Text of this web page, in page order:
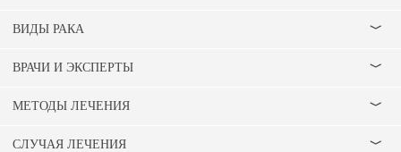
ВИДЫ РАКА
ВРАЧИ И ЭКСПЕРТЫ
МЕТОДЫ ЛЕЧЕНИЯ
СЛУЧАЯ ЛЕЧЕНИЯ